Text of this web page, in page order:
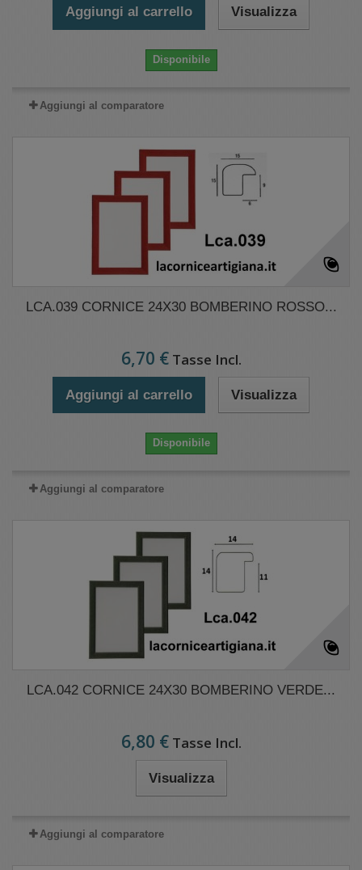
Aggiungi al carrello Visualizza
Disponibile
Aggiungi al comparatore
LCA.039 CORNICE 24X30 BOMBERINO ROSSO...
6,70 € Tasse Incl.
Aggiungi al carrello Visualizza
Disponibile
Aggiungi al comparatore
LCA.042 CORNICE 24X30 BOMBERINO VERDE...
6,80 € Tasse Incl.
Visualizza
Aggiungi al comparatore